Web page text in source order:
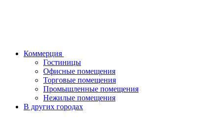
Коммерция
Гостиницы
Офисные помещения
Торговые помещения
Промышленные помещения
Нежилые помещения
В других городах